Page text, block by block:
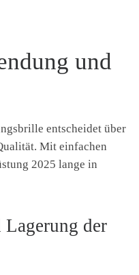
und
entscheidet über
Mit einfachen
2025 lange in
der